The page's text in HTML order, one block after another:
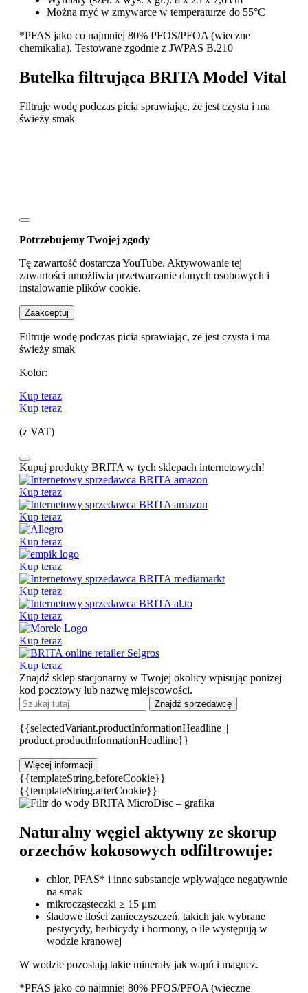
Można myć w zmywarce w temperaturze do 55°C
*PFAS jako co najmniej 80% PFOS/PFOA (wieczne
chemikalia). Testowane zgodnie z JWPAS B.210
Butelka filtrująca BRITA Model Vital
Filtruje wodę podczas picia sprawiając, że jest czysta i ma
świeży smak
Potrzebujemy Twojej zgody
Tę zawartość dostarcza YouTube. Aktywowanie tej
zawartości umożliwia przetwarzanie danych osobowych i
instalowanie plików cookie.
Zaakceptuj
Filtruje wodę podczas picia sprawiając, że jest czysta i ma
świeży smak
Kolor:
Kup teraz
Kup teraz
(z VAT)
Kupuj produkty BRITA w tych sklepach internetowych!
Kup teraz
Kup teraz
Kup teraz
Kup teraz
Kup teraz
Kup teraz
Kup teraz
Kup teraz
Znajdź sklep stacjonarny w Twojej okolicy wpisując poniżej
kod pocztowy lub nazwę miejscowości.
Znajdź sprzedawcę
{{selectedVariant.productInformationHeadline ||
product.productInformationHeadline}}
Więcej informacji
{{templateString.beforeCookie}}
{{templateString.afterCookie}}
Naturalny węgiel aktywny ze skorup
orzechów kokosowych odfiltrowuje:
chlor, PFAS* i inne substancje wpływające negatywnie
na smak
mikrocząsteczki ≥ 15 μm
śladowe ilości zanieczyszczeń, takich jak wybrane
pestycydy, herbicydy i hormony, o ile występują w
wodzie kranowej
W wodzie pozostają takie minerały jak wapń i magnez.
*PFAS jako co najmniej 80% PFOS/PFOA (wieczne